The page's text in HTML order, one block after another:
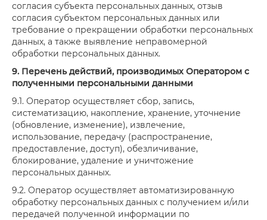
согласия субъекта персональных данных, отзыв
согласия субъектом персональных данных или
требование о прекращении обработки персональных
данных, а также выявление неправомерной
обработки персональных данных.
9. Перечень действий, производимых Оператором с
полученными персональными данными
9.1. Оператор осуществляет сбор, запись,
систематизацию, накопление, хранение, уточнение
(обновление, изменение), извлечение,
использование, передачу (распространение,
предоставление, доступ), обезличивание,
блокирование, удаление и уничтожение
персональных данных.
9.2. Оператор осуществляет автоматизированную
обработку персональных данных с получением и/или
передачей полученной информации по